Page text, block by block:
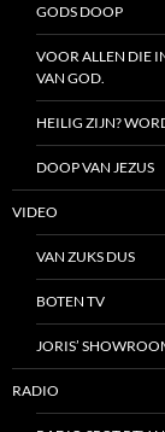
GODS DOOP
VOOR ALLEN DIE
VAN GOD.
HEILIG ZIJN?
DOOP VAN JEZUS
VIDEO
VAN ZUKS DUS
BOTEN TV
JORIS’
RADIO